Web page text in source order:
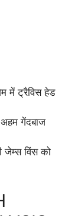
में ट्रैविस हेड
गेंदबाज
जेम्स विंस को